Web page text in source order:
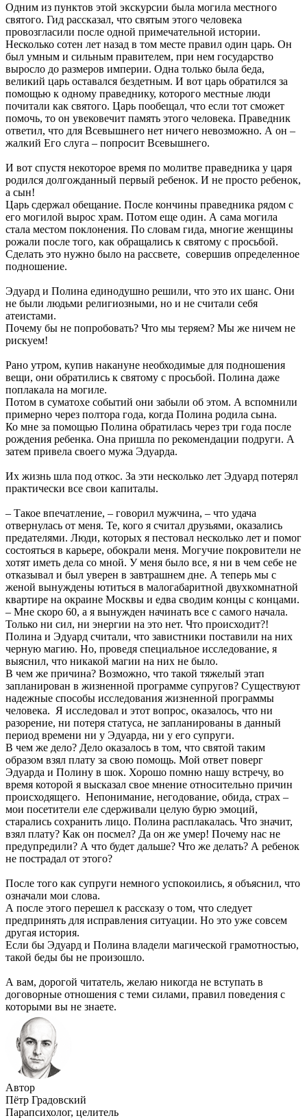
Одним из пунктов этой экскурсии была могила местного
святого. Гид рассказал, что святым этого человека
провозгласили после одной примечательной истории.
Несколько сотен лет назад в том месте правил один царь. Он
был умным и сильным правителем, при нем государство
выросло до размеров империи. Одна только была беда,
великий царь оставался бездетным. И вот царь обратился за
помощью к одному праведнику, которого местные люди
почитали как святого. Царь пообещал, что если тот сможет
помочь, то он увековечит память этого человека. Праведник
ответил, что для Всевышнего нет ничего невозможно. А он –
жалкий Его слуга – попросит Всевышнего.
И вот спустя некоторое время по молитве праведника у царя
родился долгожданный первый ребенок. И не просто ребенок,
а сын!
Царь сдержал обещание. После кончины праведника рядом с
его могилой вырос храм. Потом еще один. А сама могила
стала местом поклонения. По словам гида, многие женщины
рожали после того, как обращались к святому с просьбой.
Сделать это нужно было на рассвете, совершив определенное
подношение.
Эдуард и Полина единодушно решили, что это их шанс. Они
не были людьми религиозными, но и не считали себя
атеистами.
Почему бы не попробовать? Что мы теряем? Мы же ничем не
рискуем!
Рано утром, купив накануне необходимые для подношения
вещи, они обратились к святому с просьбой. Полина даже
поплакала на могиле.
Потом в суматохе событий они забыли об этом. А вспомнили
примерно через полтора года, когда Полина родила сына.
Ко мне за помощью Полина обратилась через три года после
рождения ребенка. Она пришла по рекомендации подруги. А
затем привела своего мужа Эдуарда.
Их жизнь шла под откос. За эти несколько лет Эдуард потерял
практически все свои капиталы.
– Такое впечатление, – говорил мужчина, – что удача
отвернулась от меня. Те, кого я считал друзьями, оказались
предателями. Люди, которых я пестовал несколько лет и помог
состояться в карьере, обокрали меня. Могучие покровители не
хотят иметь дела со мной. У меня было все, я ни в чем себе не
отказывал и был уверен в завтрашнем дне. А теперь мы с
женой вынуждены ютиться в малогабаритной двухкомнатной
квартире на окраине Москвы и едва сводим концы с концами.
– Мне скоро 60, а я вынужден начинать все с самого начала.
Только ни сил, ни энергии на это нет. Что происходит?!
Полина и Эдуард считали, что завистники поставили на них
черную магию. Но, проведя специальное исследование, я
выяснил, что никакой магии на них не было.
В чем же причина? Возможно, что такой тяжелый этап
запланирован в жизненной программе супругов? Существуют
надежные способы исследования жизненной программы
человека. Я исследовал и этот вопрос, оказалось, что ни
разорение, ни потеря статуса, не запланированы в данный
период времени ни у Эдуарда, ни у его супруги.
В чем же дело? Дело оказалось в том, что святой таким
образом взял плату за свою помощь. Мой ответ поверг
Эдуарда и Полину в шок. Хорошо помню нашу встречу, во
время которой я высказал свое мнение относительно причин
происходящего. Непонимание, негодование, обида, страх –
мои посетители еле сдерживали целую бурю эмоций,
старались сохранить лицо. Полина расплакалась. Что значит,
взял плату? Как он посмел? Да он же умер! Почему нас не
предупредили? А что будет дальше? Что же делать? А ребенок
не пострадал от этого?
После того как супруги немного успокоились, я объяснил, что
означали мои слова.
А после этого перешел к рассказу о том, что следует
предпринять для исправления ситуации. Но это уже совсем
другая история.
Если бы Эдуард и Полина владели магической грамотностью,
такой беды бы не произошло.
А вам, дорогой читатель, желаю никогда не вступать в
договорные отношения с теми силами, правил поведения с
которыми вы не знаете.
Автор
Пётр Градовский
Парапсихолог, целитель